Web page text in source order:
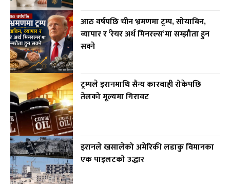
आठ वर्षपछि चीन भ्रमणमा ट्रम्प, सोयाबिन,
व्यापार र ‘रेयर अर्थ मिनरल्स’मा सम्झौता हुन
सक्ने
ट्रम्पले इरानमाथि सैन्य कारबाही रोकेपछि
तेलको मूल्यमा गिरावट
इरानले खसालेको अमेरिकी लडाकु विमानका
एक पाइलटको उद्धार